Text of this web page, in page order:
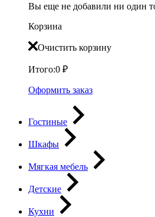
Вы еще не добавили ни один
Корзина
Очистить корзину
Итого:0 ₽
Оформить заказ
Гостиные
Шкафы
Мягкая мебель
Детские
Кухни